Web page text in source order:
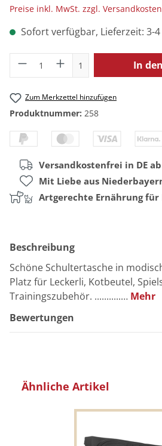
Preise inkl. MwSt. zzgl. Versandkosten
Sofort verfügbar, Lieferzeit: 3-4
Produkt Anzahl: Gib
1 In
Zum Merkzettel hinzufügen
Produktnummer: 258
Versandkostenfrei in DE
Mit Liebe aus
Artgerechte Ernährung für
Beschreibung
Schöne Schultertasche in
Platz für Leckerli, Kotbeutel,
Trainingszubehör. ...........… Mehr
Bewertungen
Produktgalerie überspringen
Ähnliche Artikel